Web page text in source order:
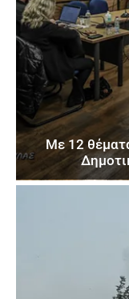
Με 12